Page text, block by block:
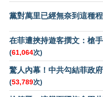
黨對萬里已經無奈到這種
在菲遭挾持遊客撰文：槍
(61,064次)
驚人內幕！中共勾結菲政
(53,789次)